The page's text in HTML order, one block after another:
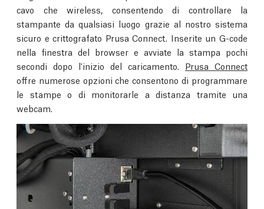
cavo che wireless, consentendo di controllare la
stampante da qualsiasi luogo grazie al nostro sistema
sicuro e crittografato Prusa Connect. Inserite un G-code
nella finestra del browser e avviate la stampa pochi
secondi dopo l'inizio del caricamento. Prusa Connect
offre numerose opzioni che consentono di programmare
le stampe o di monitorarle a distanza tramite una
webcam.